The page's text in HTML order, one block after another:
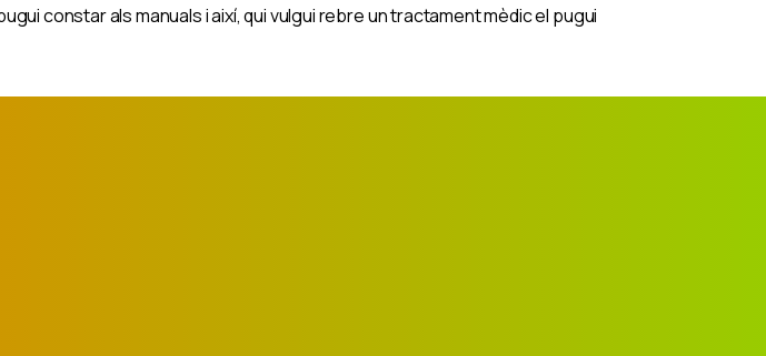
constar als manuals i així, qui vulgui rebre un tractament mèdic el pugui